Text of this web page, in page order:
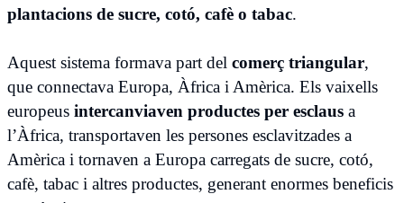
plantacions de sucre, cotó, cafè o tabac.
Aquest sistema formava part del comerç triangular,
que connectava Europa, Àfrica i Amèrica. Els vaixells
europeus intercanviaven productes per esclaus a
l’Àfrica, transportaven les persones esclavitzades a
Amèrica i tornaven a Europa carregats de sucre, cotó,
cafè, tabac i altres productes, generant enormes beneficis